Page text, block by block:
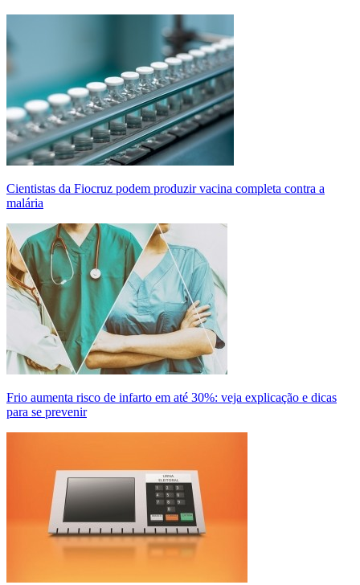
Cientistas da Fiocruz podem produzir vacina completa contra a
malária
Frio aumenta risco de infarto em até 30%: veja explicação e dicas
para se prevenir